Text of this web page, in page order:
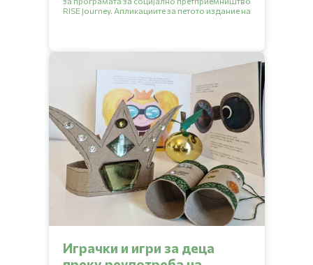
RISE Journey. Апликациите за петото издание на
Играчки и игри за деца